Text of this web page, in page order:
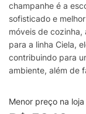
champanhe é a
sofisticado e
móveis de
para a linha Ciela,
contribuindo para
ambiente, além de
Com design
permite
decoração e
Menor preço na loja